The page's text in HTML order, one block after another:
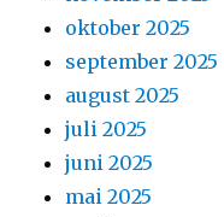
oktober 2025
september 2025
august 2025
juli 2025
juni 2025
mai 2025